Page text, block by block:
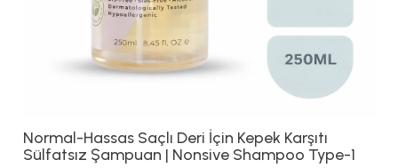
Normal-Hassas Saçlı Deri İçin Kepek Karşıtı
Sülfatsız Şampuan | Nonsive Shampoo Type-1